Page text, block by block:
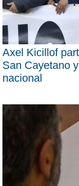
Axel Kicillof
San Cayetano
nacional